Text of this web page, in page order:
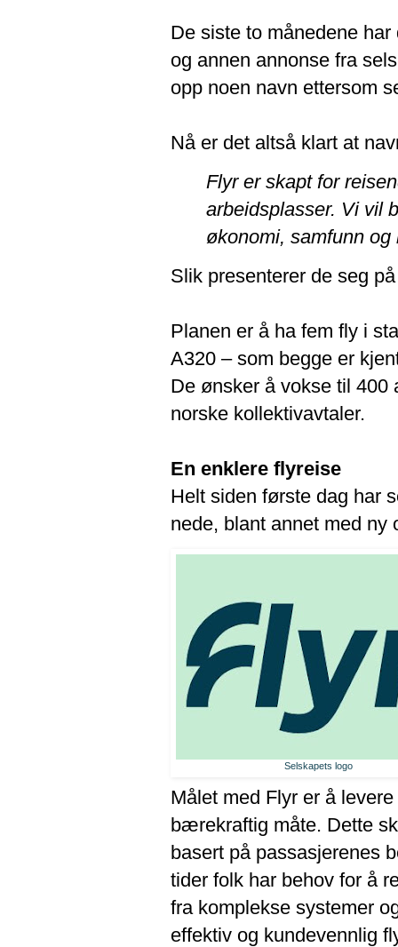
De siste to månedene
og annen annonse fra
opp noen navn ettersom
Nå er det altså klart at
Flyr er skapt for
arbeidsplasser. Vi vil
økonomi, samfunn
Slik presenterer de seg
Planen er å ha fem fly i
A320 – som begge er
De ønsker å vokse til 400
norske kollektivavtaler.
En enklere flyreise
Helt siden første dag har
nede, blant annet med ny
Selskapets logo
Målet med Flyr er å
bærekraftig måte. Dette
basert på passasjerenes
tider folk har behov for å
fra komplekse systemer
effektiv og kundevennlig